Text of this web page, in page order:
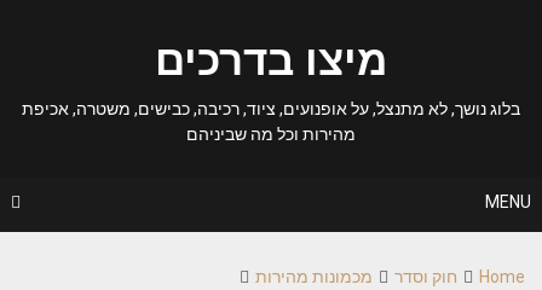
מיצו בדרכים
בלוג נושך, לא מתנצל, על אופנועים, ציוד, רכיבה, כבישים, משטרה, אכיפת
מהירות וכל מה שביניהם
MENU
Home חוק וסדר
מכמונות מהירות